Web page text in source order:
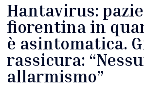
Hantavirus:
fiorentina in
è asintomatica.
rassicura:
allarmismo”